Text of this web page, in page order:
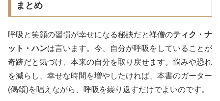
まとめ
呼吸と笑顔の習慣が幸せになる秘訣だと禅僧のティク・ナ
ット・ハンは言います。今、自分が呼吸をしていることが
奇跡だと気づけ、本来の自分を取り戻せます。悩みや恐れ
を減らし、幸せな時間を増やしたければ、本書のガーター
(偈頌)を唱えながら、呼吸を繰り返すだけでよいのです。